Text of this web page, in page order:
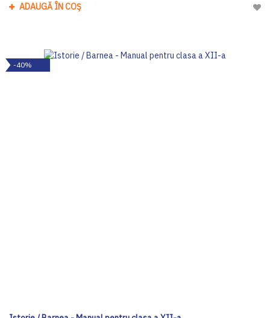
ADAUGĂ ÎN COȘ
-40%